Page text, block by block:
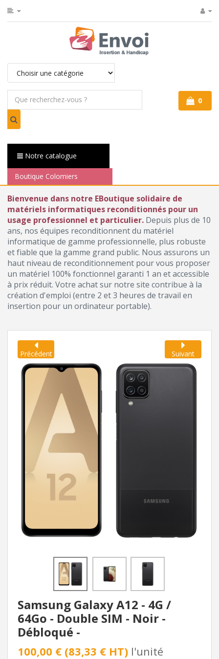
0
Notre catalogue
Boutique Colomiers
Bienvenue dans notre EBoutique solidaire de
matériels informatiques reconditionnés pour un
usage professionnel et particulier. Depuis plus de 10
ans, nos équipes reconditionnent du matériel
informatique de gamme professionnelle, plus robuste
et fiable que la gamme grand public. Nous assurons un
haut niveau de reconditionnement pour vous proposer
un matériel 100% fonctionnel garanti 1 an et accessible
à prix réduit. Votre achat sur notre site contribue à la
création d'emploi (entre 2 et 3 heures de travail en
insertion pour un ordinateur portable).
Précédent Suivant
Samsung Galaxy A12 - 4G /
64Go - Double SIM - Noir -
Débloqué -
100,00 € (83,33 € HT) l'unité